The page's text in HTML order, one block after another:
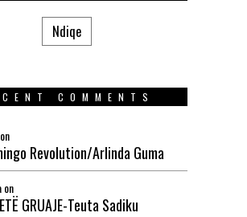
Ndiqe
COMMENTS
on
Revolution/Arlinda Guma
on
GRUAJE-Teuta Sadiku